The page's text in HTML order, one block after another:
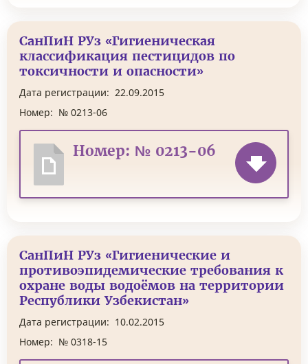
СанПиН РУз «Гигиеническая
классификация пестицидов по
токсичности и опасности»
Дата регистрации: 22.09.2015
Номер: № 0213-06
Номер: № 0213-06
СанПиН РУз «Гигиенические и
противоэпидемические требования к
охране воды водоёмов на территории
Республики Узбекистан»
Дата регистрации: 10.02.2015
Номер: № 0318-15